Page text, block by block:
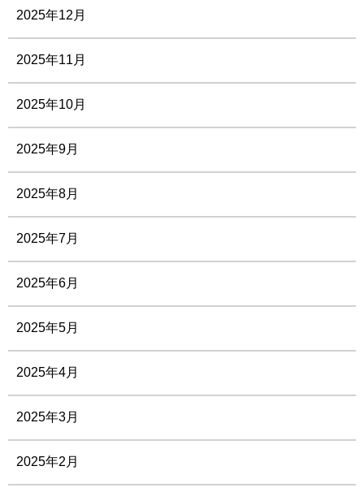
2025年12月
2025年11月
2025年10月
2025年9月
2025年8月
2025年7月
2025年6月
2025年5月
2025年4月
2025年3月
2025年2月